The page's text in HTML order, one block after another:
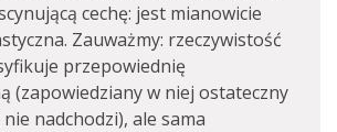
cechę: jest mianowicie
Zauważmy: rzeczywistość
przepowiednię
(zapowiedziany w niej ostateczny
nadchodzi), ale sama